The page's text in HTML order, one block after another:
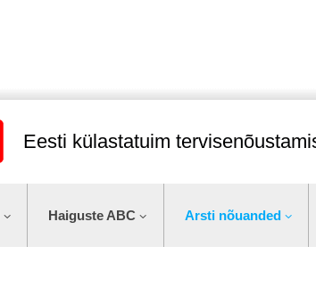
Eesti külastatuim
Haiguste ABC Arsti nõuanded